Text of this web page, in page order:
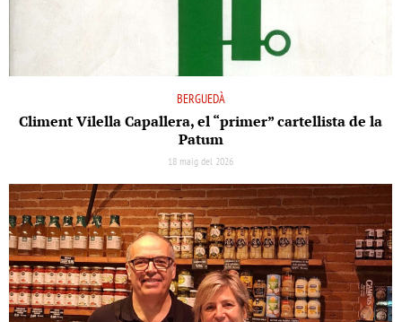
BERGUEDÀ
Climent Vilella Capallera, el “primer” cartellista de la
Patum
18 maig del 2026